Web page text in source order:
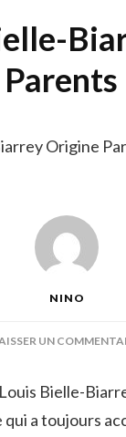
NINO
UN
Bielle-
qui a toujours